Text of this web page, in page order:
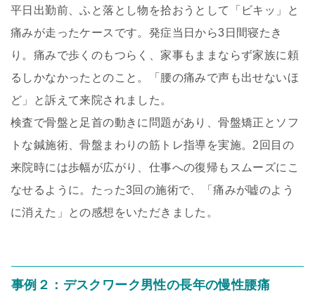
平日出勤前、ふと落とし物を拾おうとして「ビキッ」と
痛みが走ったケースです。発症当日から3日間寝たき
り。痛みで歩くのもつらく、家事もままならず家族に頼
るしかなかったとのこと。「腰の痛みで声も出せないほ
ど」と訴えて来院されました。
検査で骨盤と足首の動きに問題があり、骨盤矯正とソフ
トな鍼施術、骨盤まわりの筋トレ指導を実施。2回目の
来院時には歩幅が広がり、仕事への復帰もスムーズにこ
なせるように。たった3回の施術で、「痛みが嘘のよう
に消えた」との感想をいただきました。
事例２：デスクワーク男性の長年の慢性腰痛